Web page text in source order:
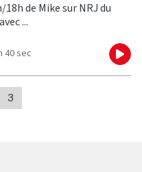
de Mike sur NRJ du
...
40 sec
3